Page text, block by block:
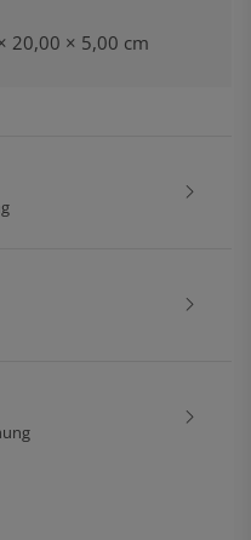
20,00 × 5,00 cm